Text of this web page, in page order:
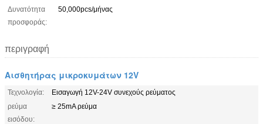
Δυνατότητα
προσφοράς:
50,000pcs/μήνας
περιγραφή
Αισθητήρας μικροκυμάτων 12V
Τεχνολογία:
Εισαγωγή 12V-24V συνεχούς ρεύματος
ρεύμα
εισόδου:
≥ 25mA ρεύμα